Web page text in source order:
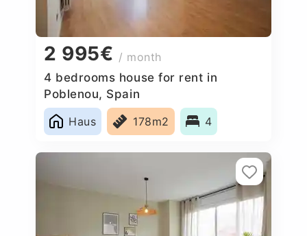
2 995€ / month
4 bedrooms house for rent in
Poblenou, Spain
Haus
178m2 4